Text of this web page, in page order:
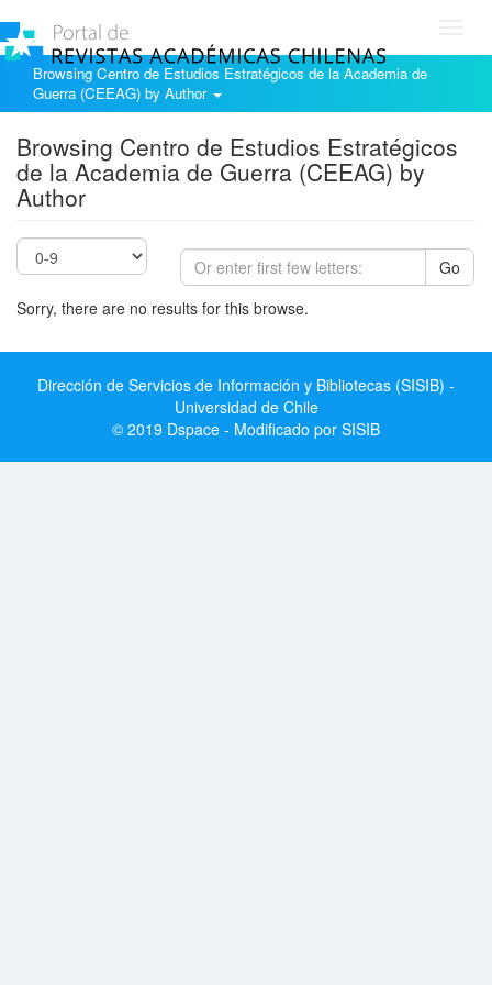
Browsing Centro de Estudios Estratégicos de la Academia de
Guerra (CEEAG) by Author
Browsing Centro de Estudios Estratégicos
de la Academia de Guerra (CEEAG) by
Author
Go
Sorry, there are no results for this browse.
Dirección de Servicios de Información y Bibliotecas (SISIB) -
Universidad de Chile
© 2019 Dspace - Modificado por SISIB